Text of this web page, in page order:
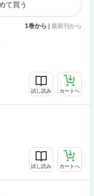
て買う
1巻から 最新刊から
試し読み カートへ
試し読み カートへ